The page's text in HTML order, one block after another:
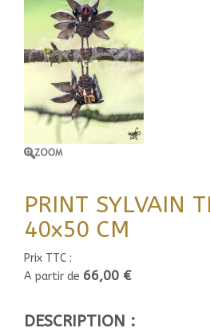
PRINT SYLVAIN
40x50 CM
Prix TTC :
A partir de 66,00 €
DESCRIPTION :